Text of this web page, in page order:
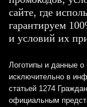
сайте, где
гарантируем
и условий их
Логотипы и данные о
исключительно в
статьей 1274
официальным